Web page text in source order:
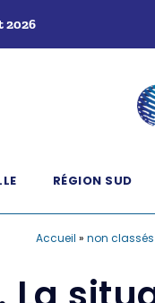
2026
RÉGION SUD
Accueil » non classés